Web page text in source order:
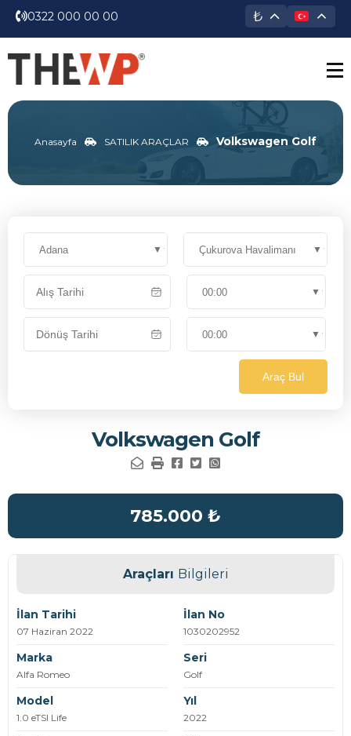
0322 000 00 00 ₺
Anasayfa SATILIK ARAÇLAR Volkswagen Golf
Araç Bul
Volkswagen Golf
785.000 ₺
Araçları Bilgileri
İlan Tarihi
07 Haziran 2022
İlan No
1030202952
Marka
Alfa Romeo
Seri
Golf
Model
1.0 eTSI Life
Yıl
2022